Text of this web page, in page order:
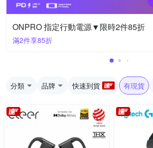
ONPRO 指定行動電源▼限時2件85折
滿2件享85折
分類 品牌 快速到貨 有現貨